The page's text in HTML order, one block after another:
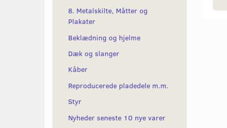
8. Metalskilte, Måtter og
Plakater
Beklædning og hjelme
Dæk og slanger
Kåber
Reproducerede pladedele m.m.
Styr
Nyheder seneste 10 nye varer